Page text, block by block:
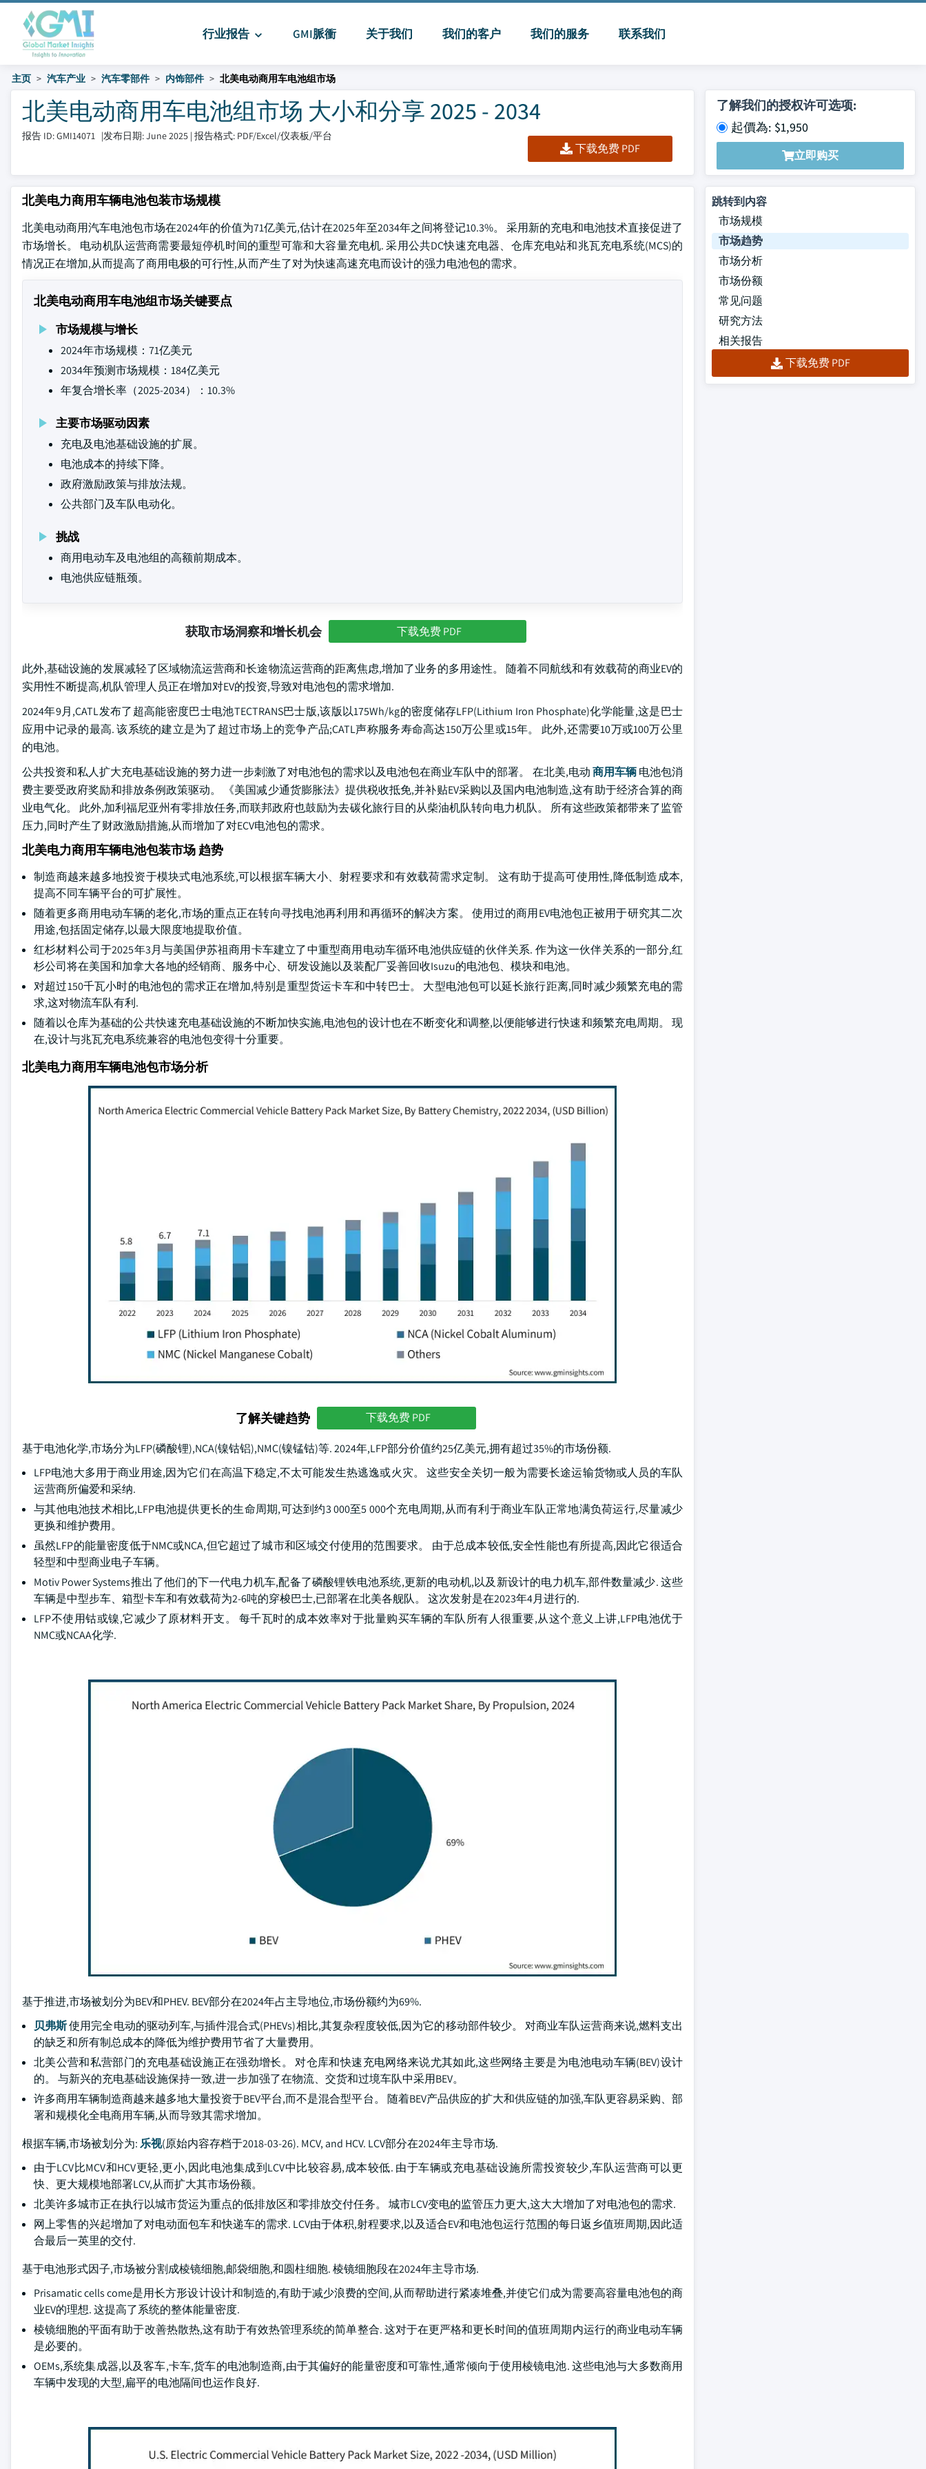
行业报告 GMI脈衝 关于我们 我们的客户 我们的服务 联系我们
主页 汽车产业 汽车零部件 内饰部件 北美电动商用车电池组市场
北美电动商用车电池组市场 大小和分享 2025 - 2034
报告 ID: GMI14071 |发布日期: June 2025 | 报告格式: PDF/Excel/仪表板/平台
下载免费 PDF
了解我们的授权许可选项:
起價為: $1,950
立即购买
北美电力商用车辆电池包装市场规模
北美电动商用汽车电池包市场在2024年的价值为71亿美元,估计在2025年至2034年之间将登记10.3%。 采用新的充电和电池技术直接促进了
市场增长。 电动机队运营商需要最短停机时间的重型可靠和大容量充电机. 采用公共DC快速充电器、仓库充电站和兆瓦充电系统(MCS)的
情况正在增加,从而提高了商用电极的可行性,从而产生了对为快速高速充电而设计的强力电池包的需求。
北美电动商用车电池组市场关键要点
市场规模与增长
2024年市场规模：71亿美元
2034年预测市场规模：184亿美元
年复合增长率（2025-2034）：10.3%
主要市场驱动因素
充电及电池基础设施的扩展。
电池成本的持续下降。
政府激励政策与排放法规。
公共部门及车队电动化。
挑战
商用电动车及电池组的高额前期成本。
电池供应链瓶颈。
获取市场洞察和增长机会 下载免费 PDF
此外,基础设施的发展减轻了区域物流运营商和长途物流运营商的距离焦虑,增加了业务的多用途性。 随着不同航线和有效载荷的商业EV的
实用性不断提高,机队管理人员正在增加对EV的投资,导致对电池包的需求增加.
2024年9月,CATL发布了超高能密度巴士电池TECTRANS巴士版,该版以175Wh/kg的密度储存LFP(Lithium Iron Phosphate)化学能量,这是巴士
应用中记录的最高. 该系统的建立是为了超过市场上的竞争产品;CATL声称服务寿命高达150万公里或15年。 此外,还需要10万或100万公里
的电池。
公共投资和私人扩大充电基础设施的努力进一步刺激了对电池包的需求以及电池包在商业车队中的部署。 在北美,电动商用车辆电池包消
费主要受政府奖励和排放条例政策驱动。 《美国减少通货膨胀法》提供税收抵免,并补贴EV采购以及国内电池制造,这有助于经济合算的商
业电气化。 此外,加利福尼亚州有零排放任务,而联邦政府也鼓励为去碳化旅行目的从柴油机队转向电力机队。 所有这些政策都带来了监管
压力,同时产生了财政激励措施,从而增加了对ECV电池包的需求。
北美电力商用车辆电池包装市场 趋势
制造商越来越多地投资于模块式电池系统,可以根据车辆大小、射程要求和有效载荷需求定制。 这有助于提高可使用性,降低制造成本,
提高不同车辆平台的可扩展性。
随着更多商用电动车辆的老化,市场的重点正在转向寻找电池再利用和再循环的解决方案。 使用过的商用EV电池包正被用于研究其二次
用途,包括固定储存,以最大限度地提取价值。
红杉材料公司于2025年3月与美国伊苏祖商用卡车建立了中重型商用电动车循环电池供应链的伙伴关系. 作为这一伙伴关系的一部分,红
杉公司将在美国和加拿大各地的经销商、服务中心、研发设施以及装配厂妥善回收Isuzu的电池包、模块和电池。
对超过150千瓦小时的电池包的需求正在增加,特别是重型货运卡车和中转巴士。 大型电池包可以延长旅行距离,同时减少频繁充电的需
求,这对物流车队有利.
随着以仓库为基础的公共快速充电基础设施的不断加快实施,电池包的设计也在不断变化和调整,以便能够进行快速和频繁充电周期。 现
在,设计与兆瓦充电系统兼容的电池包变得十分重要。
北美电力商用车辆电池包市场分析
了解关键趋势 下载免费 PDF
基于电池化学,市场分为LFP(磷酸锂),NCA(镍钴铝),NMC(镍锰钴)等. 2024年,LFP部分价值约25亿美元,拥有超过35%的市场份额.
LFP电池大多用于商业用途,因为它们在高温下稳定,不太可能发生热逃逸或火灾。 这些安全关切一般为需要长途运输货物或人员的车队
运营商所偏爱和采纳.
与其他电池技术相比,LFP电池提供更长的生命周期,可达到约3 000至5 000个充电周期,从而有利于商业车队正常地满负荷运行,尽量减少
更换和维护费用。
虽然LFP的能量密度低于NMC或NCA,但它超过了城市和区域交付使用的范围要求。 由于总成本较低,安全性能也有所提高,因此它很适合
轻型和中型商业电子车辆。
Motiv Power Systems推出了他们的下一代电力机车,配备了磷酸锂铁电池系统,更新的电动机,以及新设计的电力机车,部件数量减少. 这些
车辆是中型步车、箱型卡车和有效载荷为2-6吨的穿梭巴士,已部署在北美各舰队。 这次发射是在2023年4月进行的.
LFP不使用钴或镍,它减少了原材料开支。 每千瓦时的成本效率对于批量购买车辆的车队所有人很重要,从这个意义上讲,LFP电池优于
NMC或NCAA化学.
基于推进,市场被划分为BEV和PHEV. BEV部分在2024年占主导地位,市场份额约为69%.
贝弗斯使用完全电动的驱动列车,与插件混合式(PHEVs)相比,其复杂程度较低,因为它的移动部件较少。 对商业车队运营商来说,燃料支出
的缺乏和所有制总成本的降低为维护费用节省了大量费用。
北美公营和私营部门的充电基础设施正在强劲增长。 对仓库和快速充电网络来说尤其如此,这些网络主要是为电池电动车辆(BEV)设计
的。 与新兴的充电基础设施保持一致,进一步加强了在物流、交货和过境车队中采用BEV。
许多商用车辆制造商越来越多地大量投资于BEV平台,而不是混合型平台。 随着BEV产品供应的扩大和供应链的加强,车队更容易采购、部
署和规模化全电商用车辆,从而导致其需求增加。
根据车辆,市场被划分为:乐视(原始内容存档于2018-03-26). MCV, and HCV. LCV部分在2024年主导市场.
由于LCV比MCV和HCV更轻,更小,因此电池集成到LCV中比较容易,成本较低. 由于车辆或充电基础设施所需投资较少,车队运营商可以更
快、更大规模地部署LCV,从而扩大其市场份额。
北美许多城市正在执行以城市货运为重点的低排放区和零排放交付任务。 城市LCV变电的监管压力更大,这大大增加了对电池包的需求.
网上零售的兴起增加了对电动面包车和快递车的需求. LCV由于体积,射程要求,以及适合EV和电池包运行范围的每日返乡值班周期,因此适
合最后一英里的交付.
基于电池形式因子,市场被分割成棱镜细胞,邮袋细胞,和圆柱细胞. 棱镜细胞段在2024年主导市场.
Prisamatic cells come是用长方形设计设计和制造的,有助于减少浪费的空间,从而帮助进行紧凑堆叠,并使它们成为需要高容量电池包的商
业EV的理想. 这提高了系统的整体能量密度.
棱镜细胞的平面有助于改善热散热,这有助于有效热管理系统的简单整合. 这对于在更严格和更长时间的值班周期内运行的商业电动车辆
是必要的。
OEMs,系统集成器,以及客车,卡车,货车的电池制造商,由于其偏好的能量密度和可靠性,通常倾向于使用棱镜电池. 这些电池与大多数商用
车辆中发现的大型,扁平的电池隔间也运作良好.
跳转到内容
市场规模
市场趋势
市场分析
市场份额
常见问题
研究方法
相关报告
下载免费 PDF